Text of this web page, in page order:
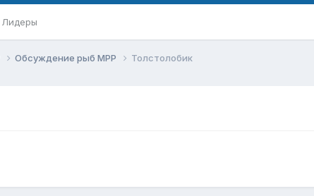
Лидеры
Обсуждение рыб МРР Толстолобик